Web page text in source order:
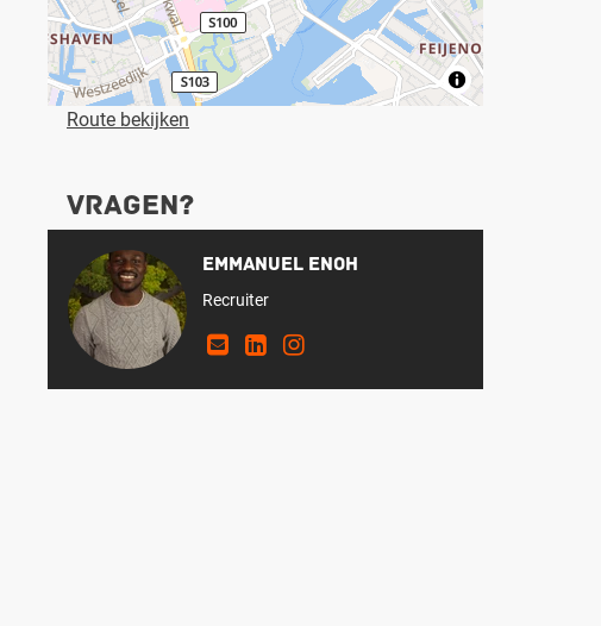
Route bekijken
Vragen?
Emmanuel Enoh
Recruiter